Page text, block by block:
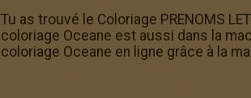
Tu as trouvé le Coloriage PRENOMS
coloriage Oceane est aussi dans la
coloriage Oceane en ligne grâce à la